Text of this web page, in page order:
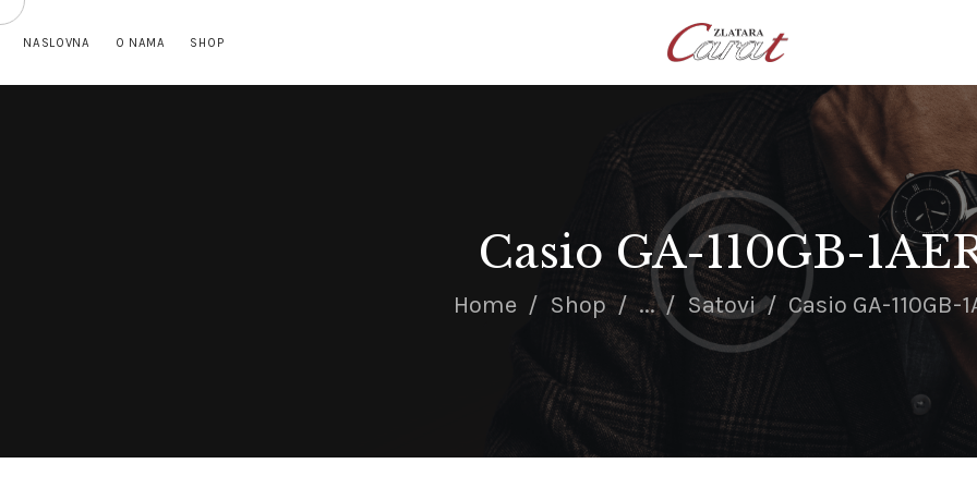
NASLOVNA O NAMA SHOP
Casio GA-110GB-
Home Shop ... Satovi Casio GA-110GB-
NASLOVNA
O NAMA
SATOVI
SREBRNI NAKIT
ZLATNI NAKIT